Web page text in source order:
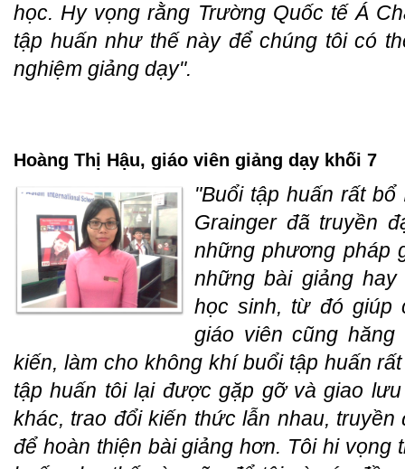
học. Hy vọng rằng Trường Quốc tế Á
tập huấn như thế này để chúng tôi có
nghiệm giảng dạy".
Hoàng Thị Hậu, giáo viên giảng dạy khối 7
"Buổi tập huấn rất
Grainger đã truyền
những phương pháp
những bài giảng
học sinh, từ đó giúp
giáo viên cũng
kiến, làm cho không khí buổi tập huấn
tập huấn tôi lại được gặp gỡ và giao
khác, trao đổi kiến thức lẫn nhau, truyền
để hoàn thiện bài giảng hơn. Tôi hi vọng